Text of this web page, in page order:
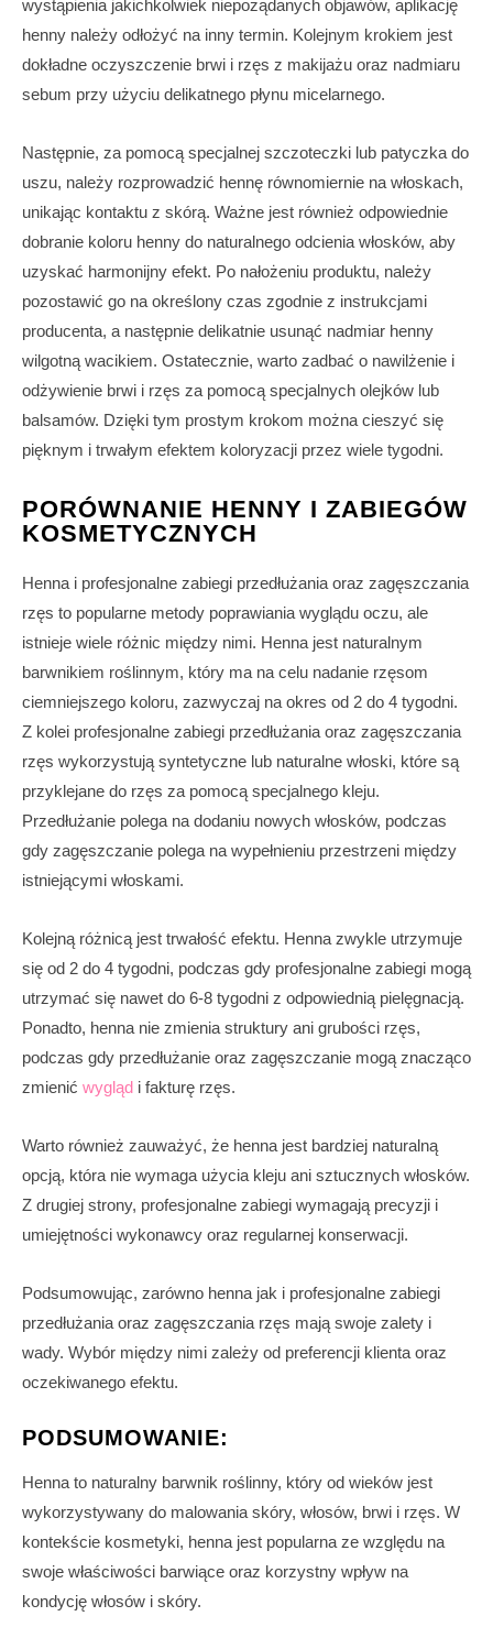
wystąpienia jakichkolwiek niepożądanych objawów, aplikację
henny należy odłożyć na inny termin. Kolejnym krokiem jest
dokładne oczyszczenie brwi i rzęs z makijażu oraz nadmiaru
sebum przy użyciu delikatnego płynu micelarnego.
Następnie, za pomocą specjalnej szczoteczki lub patyczka do
uszu, należy rozprowadzić hennę równomiernie na włoskach,
unikając kontaktu z skórą. Ważne jest również odpowiednie
dobranie koloru henny do naturalnego odcienia włosków, aby
uzyskać harmonijny efekt. Po nałożeniu produktu, należy
pozostawić go na określony czas zgodnie z instrukcjami
producenta, a następnie delikatnie usunąć nadmiar henny
wilgotną wacikiem. Ostatecznie, warto zadbać o nawilżenie i
odżywienie brwi i rzęs za pomocą specjalnych olejków lub
balsamów. Dzięki tym prostym krokom można cieszyć się
pięknym i trwałym efektem koloryzacji przez wiele tygodni.
PORÓWNANIE HENNY I ZABIEGÓW
KOSMETYCZNYCH
Henna i profesjonalne zabiegi przedłużania oraz zagęszczania
rzęs to popularne metody poprawiania wyglądu oczu, ale
istnieje wiele różnic między nimi. Henna jest naturalnym
barwnikiem roślinnym, który ma na celu nadanie rzęsom
ciemniejszego koloru, zazwyczaj na okres od 2 do 4 tygodni.
Z kolei profesjonalne zabiegi przedłużania oraz zagęszczania
rzęs wykorzystują syntetyczne lub naturalne włoski, które są
przyklejane do rzęs za pomocą specjalnego kleju.
Przedłużanie polega na dodaniu nowych włosków, podczas
gdy zagęszczanie polega na wypełnieniu przestrzeni między
istniejącymi włoskami.
Kolejną różnicą jest trwałość efektu. Henna zwykle utrzymuje
się od 2 do 4 tygodni, podczas gdy profesjonalne zabiegi mogą
utrzymać się nawet do 6-8 tygodni z odpowiednią pielęgnacją.
Ponadto, henna nie zmienia struktury ani grubości rzęs,
podczas gdy przedłużanie oraz zagęszczanie mogą znacząco
zmienić wygląd i fakturę rzęs.
Warto również zauważyć, że henna jest bardziej naturalną
opcją, która nie wymaga użycia kleju ani sztucznych włosków.
Z drugiej strony, profesjonalne zabiegi wymagają precyzji i
umiejętności wykonawcy oraz regularnej konserwacji.
Podsumowując, zarówno henna jak i profesjonalne zabiegi
przedłużania oraz zagęszczania rzęs mają swoje zalety i
wady. Wybór między nimi zależy od preferencji klienta oraz
oczekiwanego efektu.
PODSUMOWANIE:
Henna to naturalny barwnik roślinny, który od wieków jest
wykorzystywany do malowania skóry, włosów, brwi i rzęs. W
kontekście kosmetyki, henna jest popularna ze względu na
swoje właściwości barwiące oraz korzystny wpływ na
kondycję włosów i skóry.